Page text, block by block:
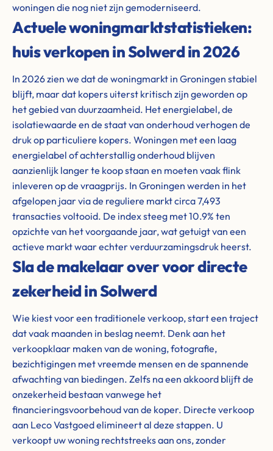
woningen die nog niet zijn gemoderniseerd.
Actuele woningmarktstatistieken:
huis verkopen in Solwerd in 2026
In 2026 zien we dat de woningmarkt in Groningen stabiel
blijft, maar dat kopers uiterst kritisch zijn geworden op
het gebied van duurzaamheid. Het energielabel, de
isolatiewaarde en de staat van onderhoud verhogen de
druk op particuliere kopers. Woningen met een laag
energielabel of achterstallig onderhoud blijven
aanzienlijk langer te koop staan en moeten vaak flink
inleveren op de vraagprijs. In Groningen werden in het
afgelopen jaar via de reguliere markt circa 7,493
transacties voltooid. De index steeg met 10.9% ten
opzichte van het voorgaande jaar, wat getuigt van een
actieve markt waar echter verduurzamingsdruk heerst.
Sla de makelaar over voor directe
zekerheid in Solwerd
Wie kiest voor een traditionele verkoop, start een traject
dat vaak maanden in beslag neemt. Denk aan het
verkoopklaar maken van de woning, fotografie,
bezichtigingen met vreemde mensen en de spannende
afwachting van biedingen. Zelfs na een akkoord blijft de
onzekerheid bestaan vanwege het
financieringsvoorbehoud van de koper. Directe verkoop
aan Leco Vastgoed elimineert al deze stappen. U
verkoopt uw woning rechtstreeks aan ons, zonder